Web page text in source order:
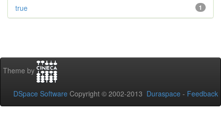
1
true
Theme by
DSpace Software Copyright © 2002-2013 Duraspace - Feedback